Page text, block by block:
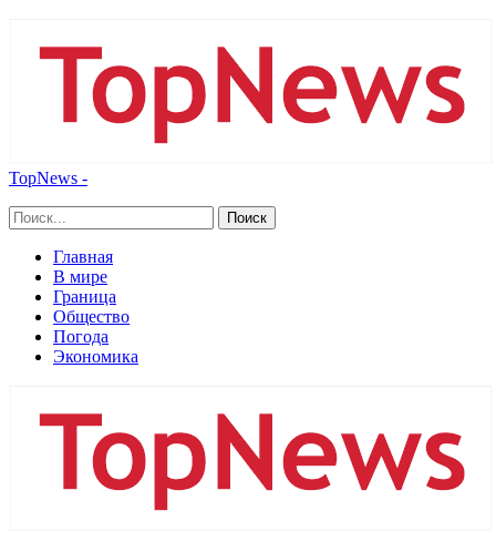
TopNews -
Главная
В мире
Граница
Общество
Погода
Экономика